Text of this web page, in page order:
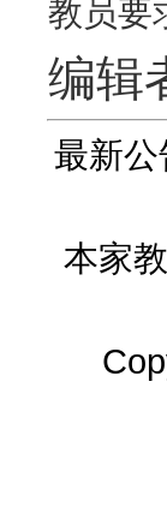
教员要
编辑
最新公
本家